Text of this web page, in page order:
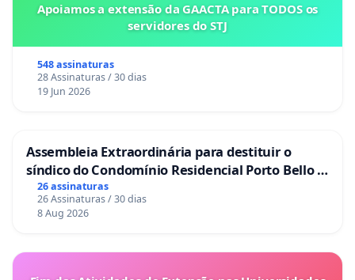
Apoiamos a extensão da GAACTA para TODOS os
servidores do STJ
548 assinaturas
28 Assinaturas / 30 dias
19 Jun 2026
Assembleia Extraordinária para destituir o
síndico do Condomínio Residencial Porto Bello -
La Casa
26 assinaturas
26 Assinaturas / 30 dias
8 Aug 2026